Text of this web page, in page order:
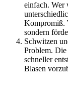
einfach. Wer
Kompromiß.
sondern
Schwitzen
Problem.
schneller
Blasen